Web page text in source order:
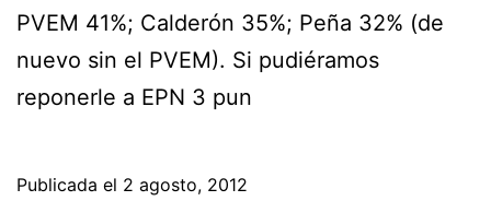
PVEM 41%; Calderón 35%; Peña 32% (de
nuevo sin el PVEM). Si pudiéramos
reponerle a EPN 3 pun
Publicada el 2 agosto, 2012